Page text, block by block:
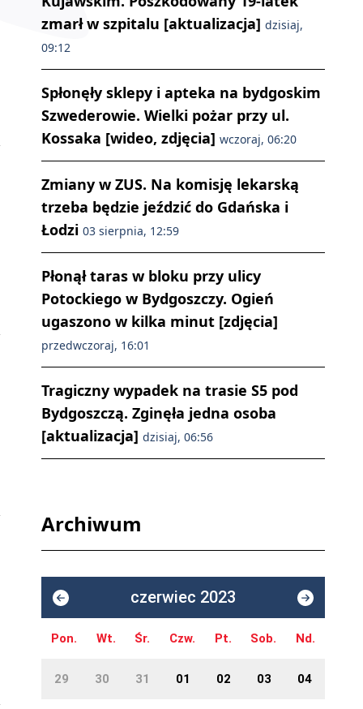
zmarł w szpitalu [aktualizacja] dzisiaj,
09:12
Spłonęły sklepy i apteka na bydgoskim
Szwederowie. Wielki pożar przy ul.
Kossaka [wideo, zdjęcia] wczoraj, 06:20
Zmiany w ZUS. Na komisję lekarską
trzeba będzie jeździć do Gdańska i
Łodzi 03 sierpnia, 12:59
Płonął taras w bloku przy ulicy
Potockiego w Bydgoszczy. Ogień
ugaszono w kilka minut [zdjęcia]
przedwczoraj, 16:01
Tragiczny wypadek na trasie S5 pod
Bydgoszczą. Zginęła jedna osoba
[aktualizacja] dzisiaj, 06:56
Archiwum
czerwiec 2023
Pon. Wt. Śr. Czw. Pt. Sob. Nd.
29 30 31 01 02 03 04